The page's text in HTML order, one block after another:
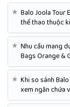
★ Balo Joola Tour
thể thao thuộc
★ Nhu cầu mang
Bags Orange &
★ Khi so sánh
xem ngăn chứa